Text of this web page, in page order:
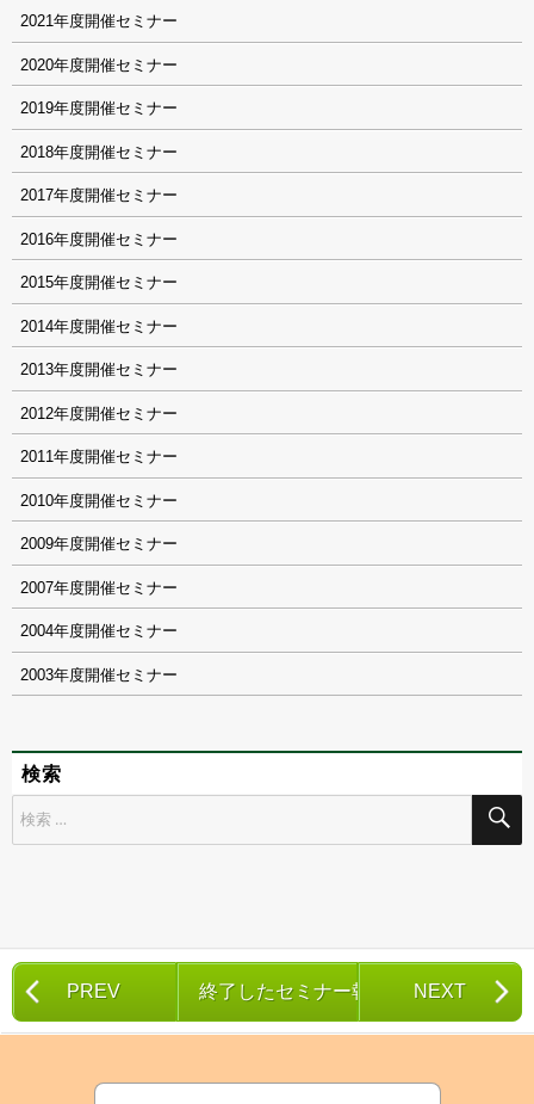
2021
2020
2019
2018
2017
2016
2015
2014
2013
2012
2011
2010
2009
2007
2004
2003
検索
PREV 終了したセミナー報告一覧NEXT